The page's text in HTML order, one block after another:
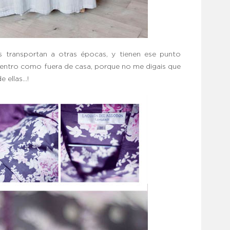
transportan a otras épocas, y tienen ese punto
como fuera de casa, porque no me digais que
ellas…!